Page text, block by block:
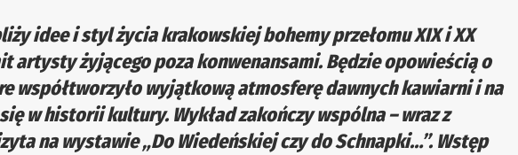
idee i styl życia krakowskiej bohemy przełomu XIX i XX
artysty żyjącego poza konwenansami. Będzie opowieścią o
współtworzyło wyjątkową atmosferę dawnych kawiarni i na
w historii kultury. Wykład zakończy wspólna – wraz z
na wystawie „Do Wiedeńskiej czy do Schnapki…”. Wstęp